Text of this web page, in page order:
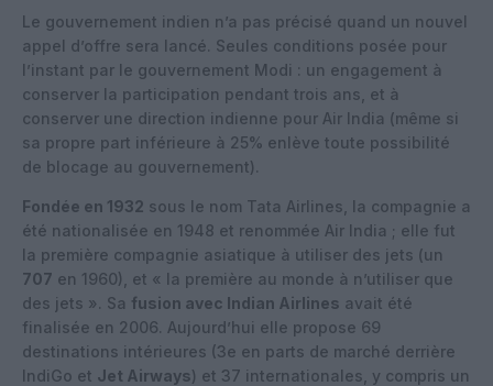
Le gouvernement indien n’a pas précisé quand un nouvel
appel d’offre sera lancé. Seules conditions posée pour
l’instant par le gouvernement Modi : un engagement à
conserver la participation pendant trois ans, et à
conserver une direction indienne pour Air India (même si
sa propre part inférieure à 25% enlève toute possibilité
de blocage au gouvernement).
Fondée en 1932 sous le nom Tata Airlines, la compagnie a
été nationalisée en 1948 et renommée Air India ; elle fut
la première compagnie asiatique à utiliser des jets (un
707 en 1960), et « la première au monde à n’utiliser que
des jets ». Sa fusion avec Indian Airlines avait été
finalisée en 2006. Aujourd’hui elle propose 69
destinations intérieures (3e en parts de marché derrière
IndiGo et Jet Airways) et 37 internationales, y compris un